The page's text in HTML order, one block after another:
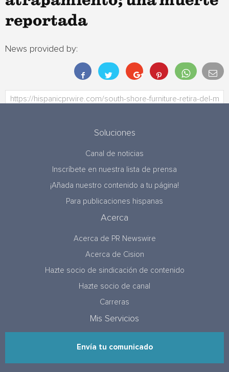
reportada
News provided by:
Soluciones
Canal de noticias
Inscríbete en nuestra lista de prensa
¡Añada nuestro contenido a tu página!
Para publicaciones hispanas
Acerca
Acerca de PR Newswire
Acerca de Cision
Hazte socio de sindicación de contenido
Hazte socio de canal
Carreras
Mis Servicios
Envía tu comunicado